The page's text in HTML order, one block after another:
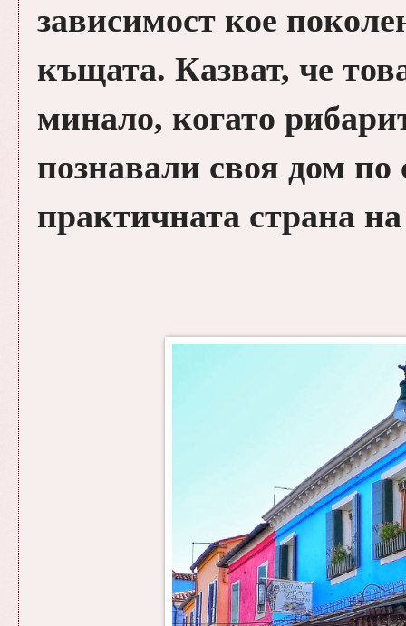
зависимост кое
къщата. Казват, че
минало, когато
познавали своя дом
практичната страна